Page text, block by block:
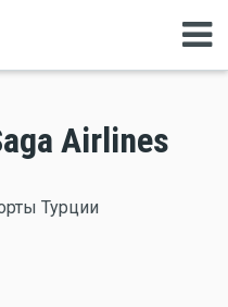
Airlines
Турции